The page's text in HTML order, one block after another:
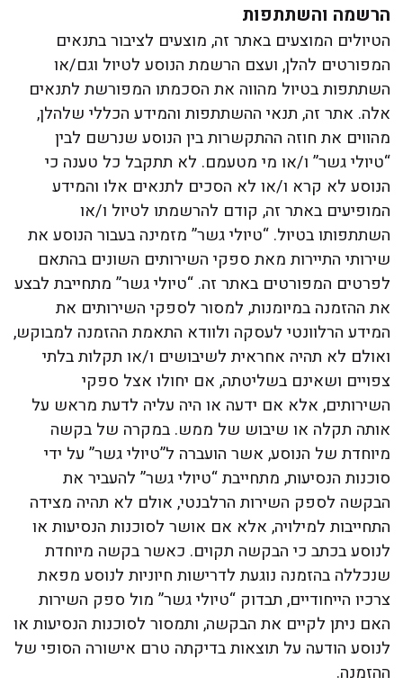
הרשמה והשתתפות
הטיולים המוצעים באתר זה, מוצעים לציבור בתנאים
המפורטים להלן, ועצם הרשמת הנוסע לטיול וגם/או
השתתפות בטיול מהווה את הסכמתו המפורשת לתנאים
אלה. אתר זה, תנאי ההשתתפות והמידע הכללי שלהלן,
מהווים את חוזה ההתקשרות בין הנוסע שנרשם לבין
“טיולי גשר” ו/או מי מטעמם. לא תתקבל כל טענה כי
הנוסע לא קרא ו/או לא הסכים לתנאים אלו והמידע
המופיעים באתר זה, קודם להרשמתו לטיול ו/או
השתתפותו בטיול. “טיולי גשר” מזמינה בעבור הנוסע את
שירותי התיירות מאת ספקי השירותים השונים בהתאם
לפרטים המפורטים באתר זה. “טיולי גשר” מתחייבת לבצע
את ההזמנה במיומנות, למסור לספקי השירותים את
המידע הרלוונטי לעסקה ולוודא התאמת ההזמנה למבוקש,
ואולם לא תהיה אחראית לשיבושים ו/או תקלות בלתי
צפויים ושאינם בשליטתה, אם יחולו אצל ספקי
השירותים, אלא אם ידעה או היה עליה לדעת מראש על
אותה תקלה או שיבוש של ממש. במקרה של בקשה
מיוחדת של הנוסע, אשר הועברה ל”טיולי גשר” על ידי
סוכנות הנסיעות, מתחייבת “טיולי גשר” להעביר את
הבקשה לספק השירות הרלבנטי, אולם לא תהיה מצידה
התחייבות למילויה, אלא אם אושר לסוכנות הנסיעות או
לנוסע בכתב כי הבקשה תקוים. כאשר בקשה מיוחדת
שנכללה בהזמנה נוגעת לדרישות חיוניות לנוסע מפאת
צרכיו הייחודיים, תבדוק “טיולי גשר” מול ספק השירות
האם ניתן לקיים את הבקשה, ותמסור לסוכנות הנסיעות או
לנוסע הודעה על תוצאות בדיקתה טרם אישורה הסופי של
ההזמנה.